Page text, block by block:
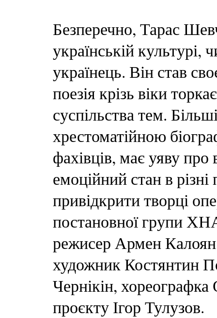
Безперечно, Тарас
українській культурі,
українець. Він став
поезія крізь віки
суспільства тем.
хрестоматійною
фахівців, має уяву
емоційний стан в
привідкрити творці
постановної групи
режисер Армен
художник Костянтин
Чернікін,
проєкту Ігор Тулузов.